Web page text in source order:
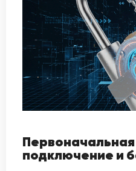
подключение и